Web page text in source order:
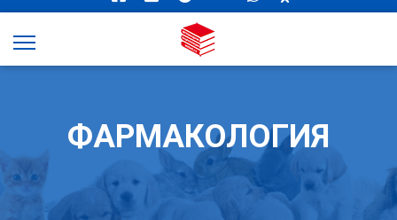
ФАРМАКОЛОГИЯ